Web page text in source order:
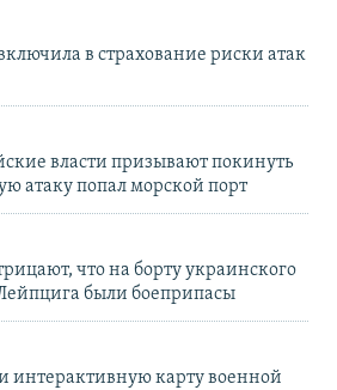
в страхование риски атак
власти призывают покинуть
атаку попал морской порт
что на борту украинского
были боеприпасы
интерактивную карту военной